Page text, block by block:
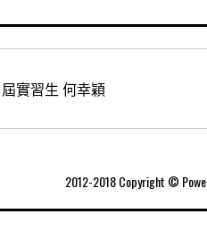
實習生 何幸穎
2012-2018 Copyright ©